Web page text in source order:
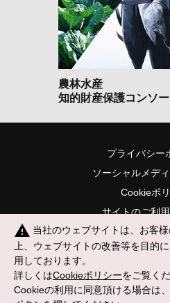
農林水産
知的財産保護コンソ
プライバシー
ソーシャルメデ
Cookieポ
サイトのご利
サイトマ
© 2002-2026 Mark-i,inc.
warning 当社のウェブサイトは、お客
上、ウェブサイトの改善等を目的
用しております。
詳しくはCookieポリシーをご覧くだ
Cookieの利用に同意頂ける場合は、